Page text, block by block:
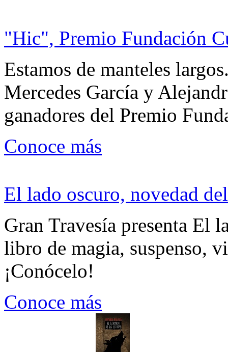
"Hic", Premio Fundación
Estamos de manteles
Mercedes García y
ganadores del Premio
Conoce más
El lado oscuro, novedad
Gran Travesía presenta El
libro de magia, suspenso,
¡Conócelo!
Conoce más